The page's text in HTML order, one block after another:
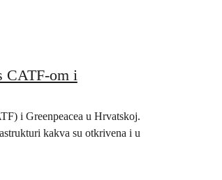
CATF-om i
i Greenpeacea u Hrvatskoj.
kakva su otkrivena i u